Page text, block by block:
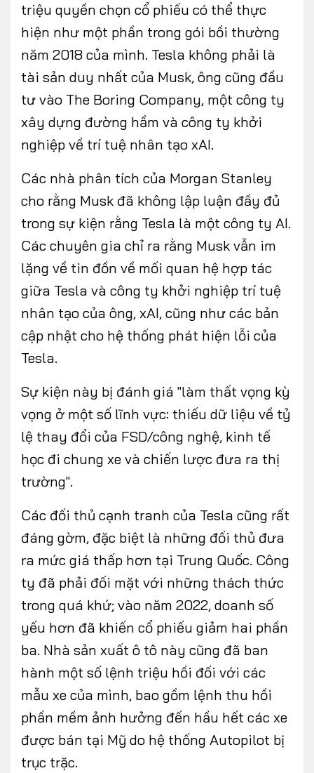
triệu quyền chọn cổ phiếu có thể thực
hiện như một phần trong gói bồi thường
năm 2018 của mình. Tesla không phải là
tài sản duy nhất của Musk, ông cũng đầu
tư vào The Boring Company, một công ty
xây dựng đường hầm và công ty khởi
nghiệp về trí tuệ nhân tạo xAI.
Các nhà phân tích của Morgan Stanley
cho rằng Musk đã không lập luận đầy đủ
trong sự kiện rằng Tesla là một công ty AI.
Các chuyên gia chỉ ra rằng Musk vẫn im
lặng về tin đồn về mối quan hệ hợp tác
giữa Tesla và công ty khởi nghiệp trí tuệ
nhân tạo của ông, xAI, cũng như các bản
cập nhật cho hệ thống phát hiện lỗi của
Tesla.
Sự kiện này bị đánh giá "làm thất vọng kỳ
vọng ở một số lĩnh vực: thiếu dữ liệu về tỷ
lệ thay đổi của FSD/công nghệ, kinh tế
học đi chung xe và chiến lược đưa ra thị
trường".
Các đối thủ cạnh tranh của Tesla cũng rất
đáng gờm, đặc biệt là những đối thủ đưa
ra mức giá thấp hơn tại Trung Quốc. Công
ty đã phải đối mặt với những thách thức
trong quá khứ; vào năm 2022, doanh số
yếu hơn đã khiến cổ phiếu giảm hai phần
ba. Nhà sản xuất ô tô này cũng đã ban
hành một số lệnh triệu hồi đối với các
mẫu xe của mình, bao gồm lệnh thu hồi
phần mềm ảnh hưởng đến hầu hết các xe
được bán tại Mỹ do hệ thống Autopilot bị
trục trặc.